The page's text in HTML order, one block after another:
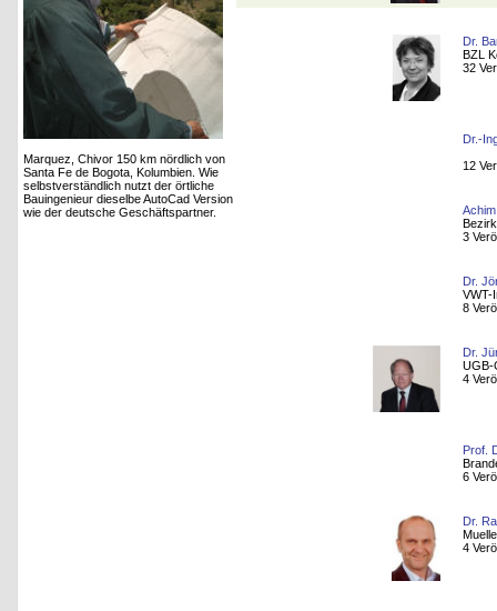
Marquez, Chivor 150 km nördlich von
Santa Fe de Bogota, Kolumbien. Wie
selbstverständlich nutzt der örtliche
Bauingenieur dieselbe AutoCad Version
wie der deutsche Geschäftspartner.
Dr.
BZL
32
Dr.-
12
3
Dr.
VWT-
8
Dr.
UGB-
4
Prof.
6
Dr.
4